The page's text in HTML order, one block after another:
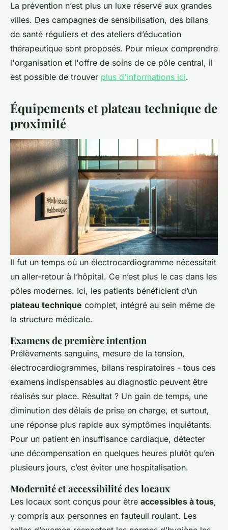
La prévention n’est plus un luxe réservé aux grandes
villes. Des campagnes de sensibilisation, des bilans
de santé réguliers et des ateliers d’éducation
thérapeutique sont proposés. Pour mieux comprendre
l'organisation et l'offre de soins de ce pôle central, il
est possible de trouver plus d'informations ici.
Équipements et plateau technique de
proximité
Il fut un temps où un électrocardiogramme nécessitait
un aller-retour à l’hôpital. Ce n’est plus le cas dans les
pôles modernes. Ici, les patients bénéficient d’un
plateau technique complet, intégré au sein même de
la structure médicale.
Examens de première intention
Prélèvements sanguins, mesure de la tension,
électrocardiogrammes, bilans respiratoires - tous ces
examens indispensables au diagnostic peuvent être
réalisés sur place. Résultat ? Un gain de temps, une
diminution des délais de prise en charge, et surtout,
une réponse plus rapide aux symptômes inquiétants.
Pour un patient en insuffisance cardiaque, détecter
une décompensation en quelques heures plutôt qu’en
plusieurs jours, c’est éviter une hospitalisation.
Modernité et accessibilité des locaux
Les locaux sont conçus pour être accessibles à tous,
y compris aux personnes en fauteuil roulant. Les